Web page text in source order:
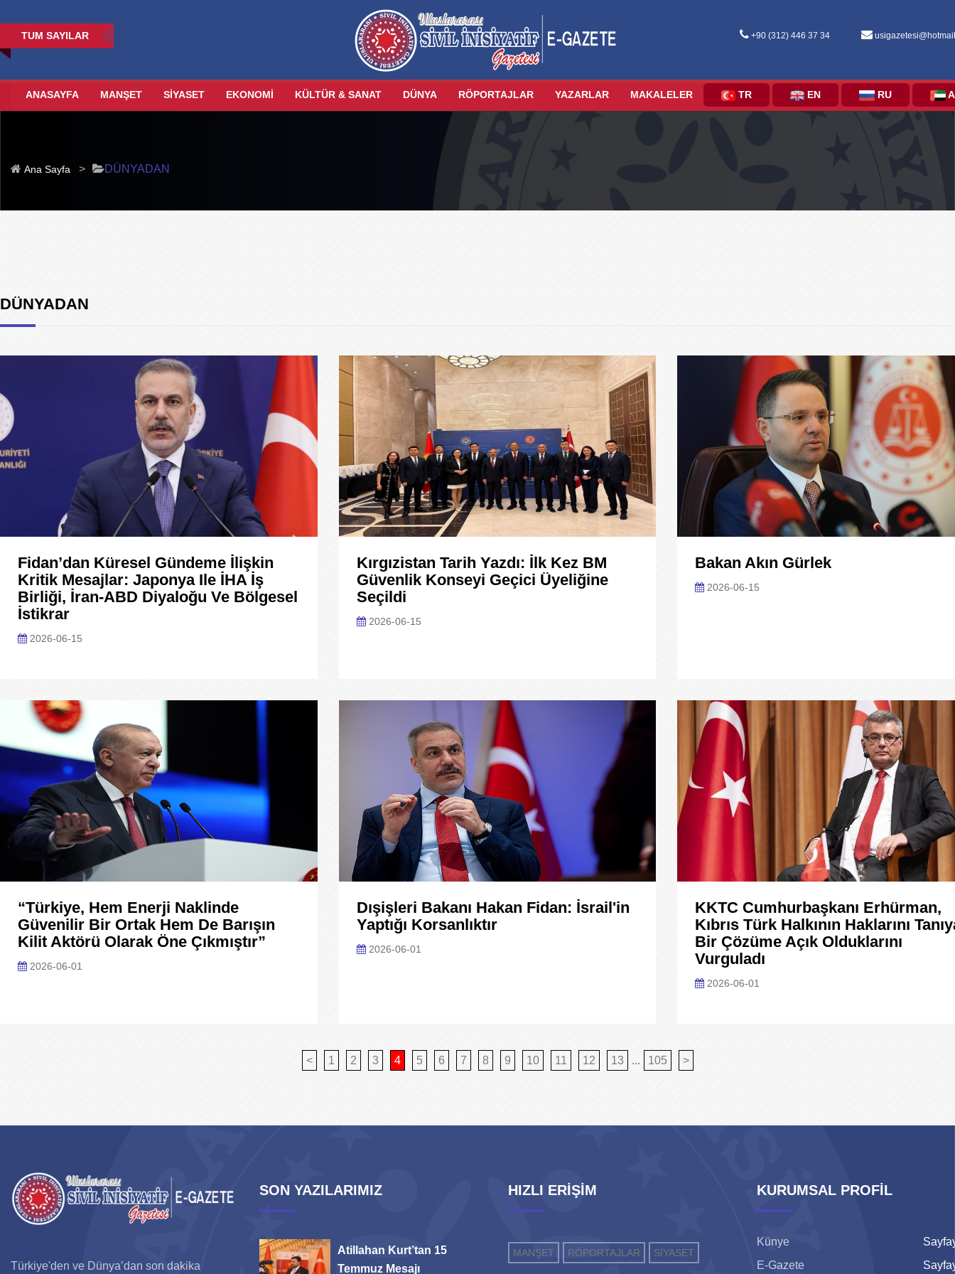
TUM SAYILAR +90 (312) 446 37 34
ANASAYFA MANŞET SİYASET EKONOMİ KÜLTÜR & SANAT DÜNYA RÖPORTAJLAR YAZARLAR MAKALELER TR EN RU
Ana Sayfa > DÜNYADAN
DÜNYADAN
Fidan’dan Küresel Gündeme İlişkin
Kritik Mesajlar: Japonya Ile İHA İş
Birliği, İran-ABD Diyaloğu Ve Bölgesel
İstikrar
2026-06-15
Kırgızistan Tarih Yazdı: İlk Kez BM
Güvenlik Konseyi Geçici Üyeliğine
Seçildi
2026-06-15
Bakan Akın Gürlek
2026-06-15
“Türkiye, Hem Enerji Naklinde
Güvenilir Bir Ortak Hem De Barışın
Kilit Aktörü Olarak Öne Çıkmıştır”
2026-06-01
Dışişleri Bakanı Hakan Fidan: İsrail'in
Yaptığı Korsanlıktır
2026-06-01
KKTC Cumhurbaşkanı Erhürman,
Kıbrıs Türk Halkının Haklarını
Bir Çözüme Açık Olduklarını
Vurguladı
2026-06-01
< 1 2 3 4 5 6 7 8 9 10 11 12 13 ... 105 >
Türkiye'den ve Dünya’dan son dakika
SON YAZILARIMIZ
Atillahan Kurt’tan 15
Temmuz Mesajı
HIZLI ERİŞİM
MANŞET RÖPORTAJLAR SİYASET
KURUMSAL PROFİL
Künye
E-Gazete